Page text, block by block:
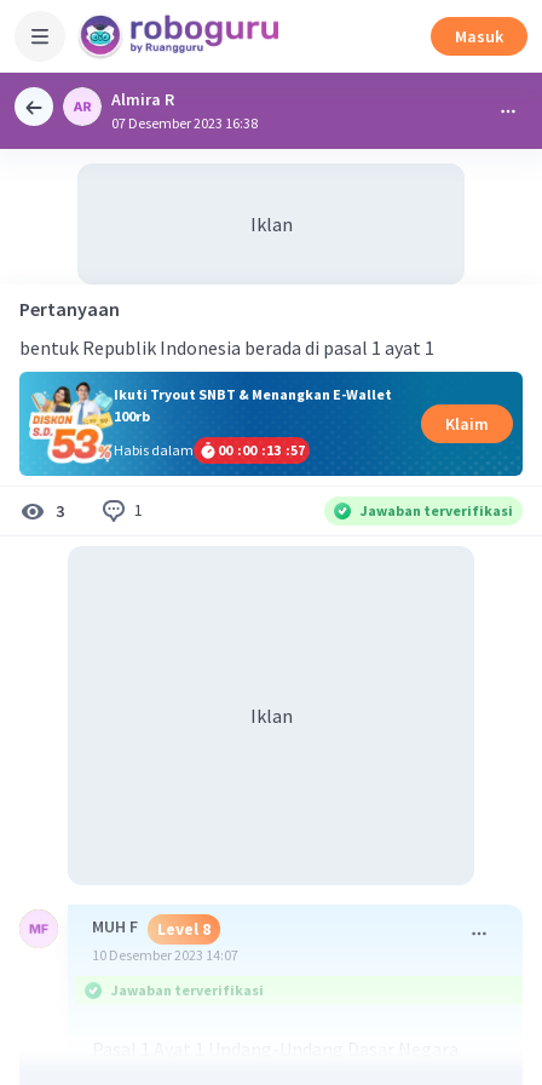
Masuk
Almira R
07 Desember 2023 16:38
Iklan
Pertanyaan
bentuk Republik Indonesia berada di pasal 1 ayat 1
Ikuti Tryout SNBT & Menangkan E-Wallet
100rb
Habis dalam
00 :00 :13 :57
Klaim
3 1 Jawaban terverifikasi
Iklan
MUH F Level 8
10 Desember 2023 14:07
Jawaban terverifikasi